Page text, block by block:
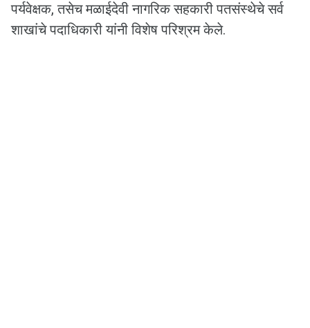
पर्यवेक्षक, तसेच मळाईदेवी नागरिक सहकारी पतसंस्थेचे सर्व
शाखांचे पदाधिकारी यांनी विशेष परिश्रम केले.